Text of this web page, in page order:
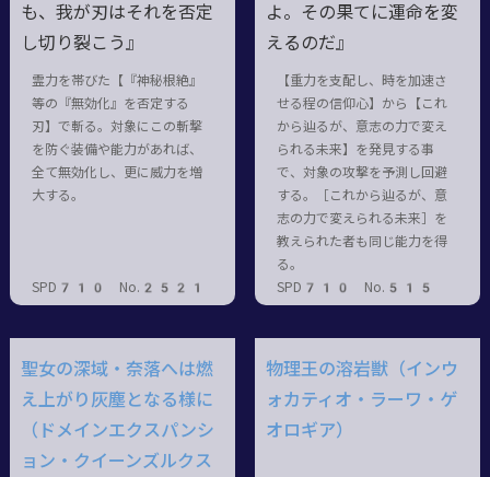
も、我が刃はそれを否定
し切り裂こう』
霊力を帯びた【『神秘根絶』
等の『無効化』を否定する
刃】で斬る。対象にこの斬撃
を防ぐ装備や能力があれば、
全て無効化し、更に威力を増
大する。
SPD710 No.2521
よ。その果てに運命を変
えるのだ』
【重力を支配し、時を加速さ
せる程の信仰心】から【これ
から辿るが、意志の力で変え
られる未来】を発見する事
で、対象の攻撃を予測し回避
する。［これから辿るが、意
志の力で変えられる未来］を
教えられた者も同じ能力を得
る。
SPD710 No.515
聖女の深域・奈落へは燃
え上がり灰塵となる様に
（ドメインエクスパンシ
ョン・クイーンズルクス
物理王の溶岩獣（インウ
ォカティオ・ラーワ・ゲ
オロギア）